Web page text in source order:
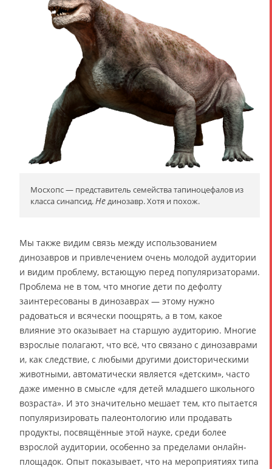
Мосхопс — представитель семейства тапиноцефалов из
класса синапсид. Не динозавр. Хотя и похож.
Мы также видим связь между использованием
динозавров и привлечением очень молодой аудитории
и видим проблему, встающую перед популяризаторами.
Проблема не в том, что многие дети по дефолту
заинтересованы в динозаврах — этому нужно
радоваться и всячески поощрять, а в том, какое
влияние это оказывает на старшую аудиторию. Многие
взрослые полагают, что всё, что связано с динозаврами
и, как следствие, с любыми другими доисторическими
животными, автоматически является «детским», часто
даже именно в смысле «для детей младшего школьного
возраста». И это значительно мешает тем, кто пытается
популяризировать палеонтологию или продавать
продукты, посвящённые этой науке, среди более
взрослой аудитории, особенно за пределами онлайн-
площадок. Опыт показывает, что на мероприятиях типа